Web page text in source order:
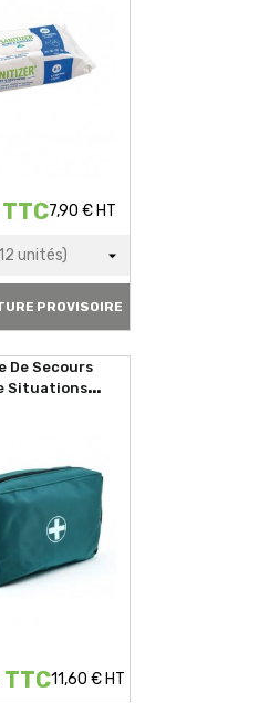
7,90 € HT
PROVISOIRE
De Secours
Situations
11,60 € HT